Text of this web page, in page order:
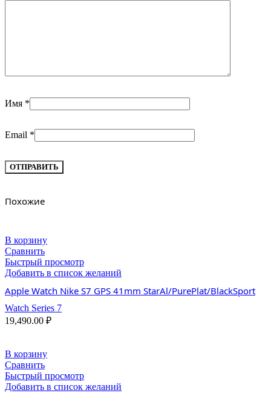
Имя *
Email *
Похожие
В корзину
Сравнить
Быстрый просмотр
Добавить в список желаний
Apple Watch Nike S7 GPS 41mm StarAl/PurePlat/BlackSport
Watch Series 7
19,490.00 ₽
В корзину
Сравнить
Быстрый просмотр
Добавить в список желаний